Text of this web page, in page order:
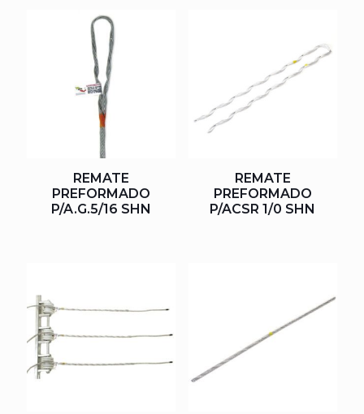
REMATE
PREFORMADO
P/A.G.5/16 SHN
REMATE
PREFORMADO
P/ACSR 1/0 SHN